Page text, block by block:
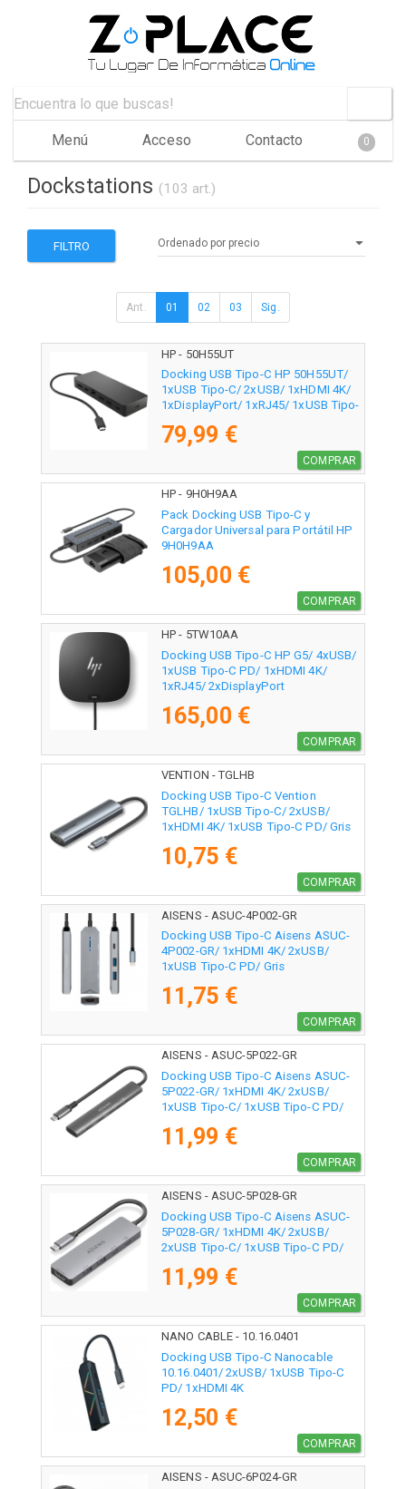
Menú Acceso Contacto 0
Dockstations (103 art.)
FILTRO
Ant. 01 02 03 Sig.
HP - 50H55UT
Docking USB Tipo-C HP 50H55UT/
1xUSB Tipo-C/ 2xUSB/ 1xHDMI 4K/
1xDisplayPort/ 1xRJ45/ 1xUSB Tipo-
79,99 €
COMPRAR
HP - 9H0H9AA
Pack Docking USB Tipo-C y
Cargador Universal para Portátil HP
9H0H9AA
105,00 €
COMPRAR
HP - 5TW10AA
Docking USB Tipo-C HP G5/ 4xUSB/
1xUSB Tipo-C PD/ 1xHDMI 4K/
1xRJ45/ 2xDisplayPort
165,00 €
COMPRAR
VENTION - TGLHB
Docking USB Tipo-C Vention
TGLHB/ 1xUSB Tipo-C/ 2xUSB/
1xHDMI 4K/ 1xUSB Tipo-C PD/ Gris
10,75 €
COMPRAR
AISENS - ASUC-4P002-GR
Docking USB Tipo-C Aisens ASUC-
4P002-GR/ 1xHDMI 4K/ 2xUSB/
1xUSB Tipo-C PD/ Gris
11,75 €
COMPRAR
AISENS - ASUC-5P022-GR
Docking USB Tipo-C Aisens ASUC-
5P022-GR/ 1xHDMI 4K/ 2xUSB/
1xUSB Tipo-C/ 1xUSB Tipo-C PD/
11,99 €
COMPRAR
AISENS - ASUC-5P028-GR
Docking USB Tipo-C Aisens ASUC-
5P028-GR/ 1xHDMI 4K/ 2xUSB/
2xUSB Tipo-C/ 1xUSB Tipo-C PD/
11,99 €
COMPRAR
NANO CABLE - 10.16.0401
Docking USB Tipo-C Nanocable
10.16.0401/ 2xUSB/ 1xUSB Tipo-C
PD/ 1xHDMI 4K
12,50 €
COMPRAR
AISENS - ASUC-6P024-GR